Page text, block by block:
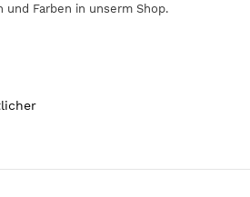
und Farben in unserm Shop.